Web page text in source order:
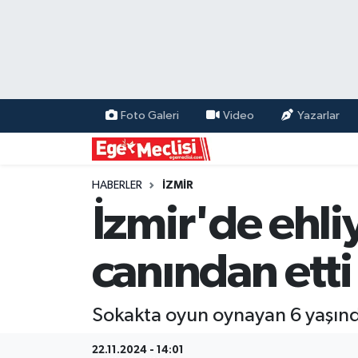
Foto Galeri Video Yazarlar
HABERLER İZMİR
İzmir'de
canından etti
Sokakta oyun oynayan 6
22.11.2024 - 14:01
EKONOMİ
GÜNCEL
ÖZEL HABER
POLİTİKA
Programlar